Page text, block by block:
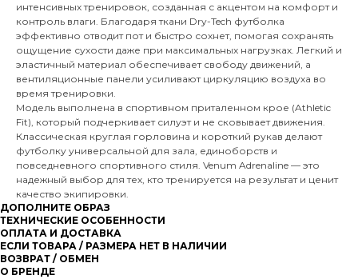
интенсивных тренировок, созданная с акцентом на комфорт и
контроль влаги. Благодаря ткани Dry-Tech футболка
эффективно отводит пот и быстро сохнет, помогая сохранять
ощущение сухости даже при максимальных нагрузках. Легкий и
эластичный материал обеспечивает свободу движений, а
вентиляционные панели усиливают циркуляцию воздуха во
время тренировки.
Модель выполнена в спортивном приталенном крое (Athletic
Fit), который подчеркивает силуэт и не сковывает движения.
Классическая круглая горловина и короткий рукав делают
футболку универсальной для зала, единоборств и
повседневного спортивного стиля. Venum Adrenaline — это
надежный выбор для тех, кто тренируется на результат и ценит
качество экипировки.
ДОПОЛНИТЕ ОБРАЗ
ТЕХНИЧЕСКИЕ ОСОБЕННОСТИ
ОПЛАТА И ДОСТАВКА
ЕСЛИ ТОВАРА / РАЗМЕРА НЕТ В НАЛИЧИИ
ВОЗВРАТ / ОБМЕН
О БРЕНДЕ